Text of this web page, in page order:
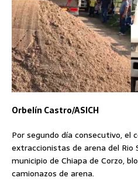
Orbelín Castro/ASICH
Por segundo día consecutivo, el
extraccionistas de arena del Rio
municipio de Chiapa de Corzo,
camionazos de arena.